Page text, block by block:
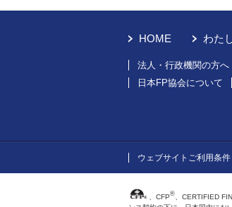
HOME わた
法人・行政機関の方へ
日本FP協会について
ウェブサイトご利用条件
、CFP® 、CERTIFIED